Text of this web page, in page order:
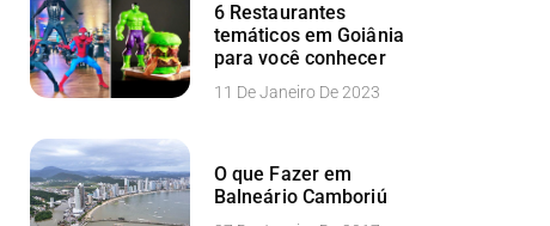
6 Restaurantes
temáticos em Goiânia
para você conhecer
11 De Janeiro De 2023
O que Fazer em
Balneário Camboriú